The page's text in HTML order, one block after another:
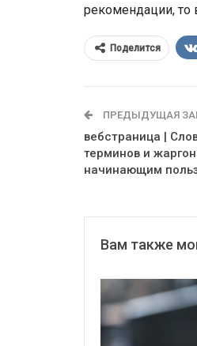
рекомендации, то
Поделится
ПРЕДЫДУЩАЯ
вебстраница |
терминов и
начинающим
Вам также